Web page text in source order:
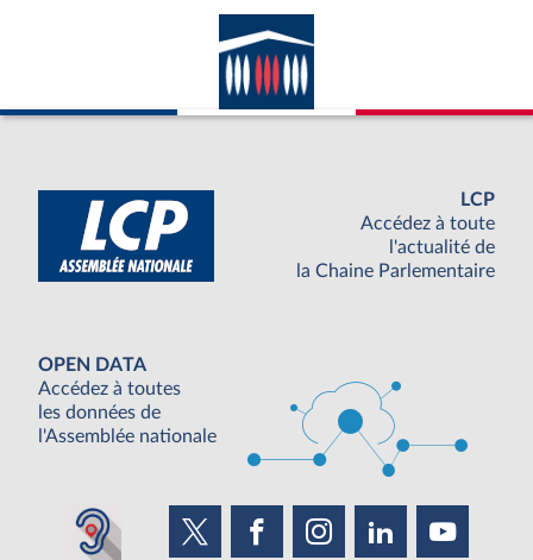
LCP
Accédez à toute
l'actualité de
la Chaine Parlementaire
OPEN DATA
Accédez à toutes
les données de
l'Assemblée nationale